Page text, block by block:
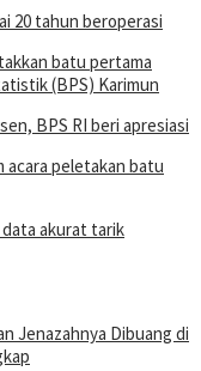
20 tahun beroperasi
BPS RI beri apresiasi
akurat tarik
Jenazahnya Dibuang di